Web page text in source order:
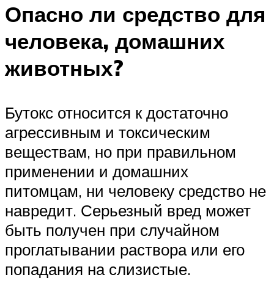
Опасно ли средство для
человека, домашних
животных?
Бутокс относится к достаточно
агрессивным и токсическим
веществам, но при правильном
применении и домашних
питомцам, ни человеку средство не
навредит. Серьезный вред может
быть получен при случайном
проглатывании раствора или его
попадания на слизистые.